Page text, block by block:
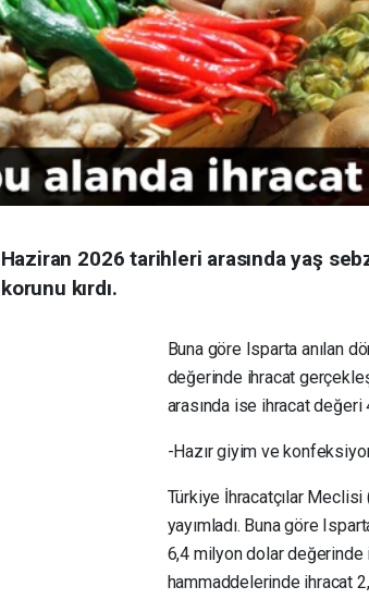
2026 tarihleri arasında yaş
kırdı.
Buna göre Isparta anılan
değerinde ihracat
arasında ise ihracat değeri
-Hazır giyim ve
Türkiye İhracatçılar
yayımladı. Buna göre
6,4 milyon dolar değerinde
hammaddelerinde ihracat